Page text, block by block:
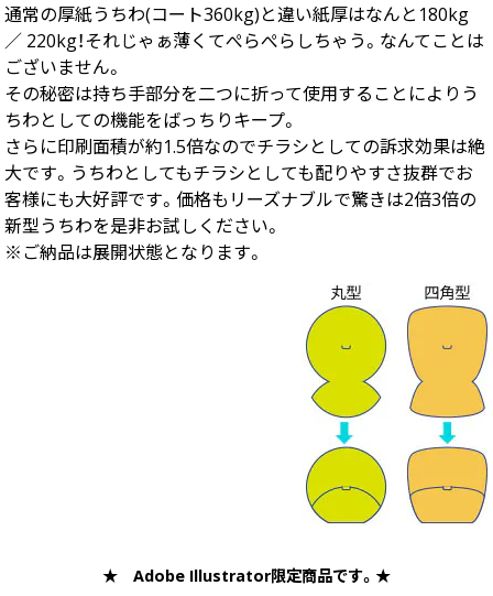
通常の厚紙うちわ(コート360kg)と違い紙厚はなんと180kg
／ 220kg！それじゃぁ薄くてぺらぺらしちゃう。なんてことは
ございません。
その秘密は持ち手部分を二つに折って使用することによりう
ちわとしての機能をばっちりキープ。
さらに印刷面積が約1.5倍なのでチラシとしての訴求効果は絶
大です。うちわとしてもチラシとしても配りやすさ抜群でお
客様にも大好評です。価格もリーズナブルで驚きは2倍3倍の
新型うちわを是非お試しください。
※ご納品は展開状態となります。
★ Adobe Illustrator限定商品です。★